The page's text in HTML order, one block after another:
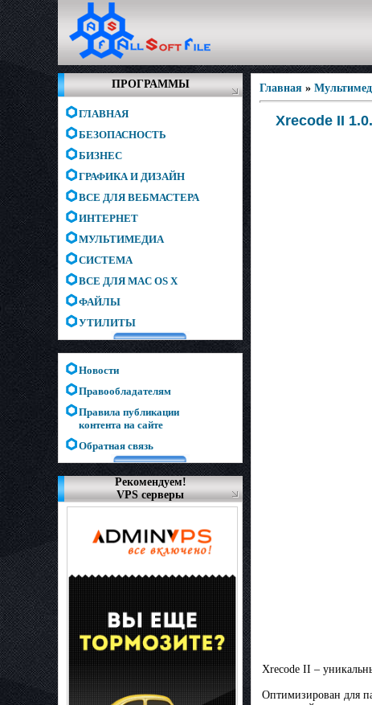
ПРОГРАММЫ
ГЛАВНАЯ
БЕЗОПАСНОСТЬ
БИЗНЕС
ГРАФИКА И ДИЗАЙН
ВСЕ ДЛЯ ВЕБМАСТЕРА
ИНТЕРНЕТ
МУЛЬТИМЕДИА
СИСТЕМА
ВСЕ ДЛЯ MAC OS X
ФАЙЛЫ
УТИЛИТЫ
Новости
Правообладателям
Правила публикации
контента на сайте
Обратная связь
Рекомендуем!
VPS серверы
Главная »
Xrecode II
Xrecode II –
Оптимизирован для